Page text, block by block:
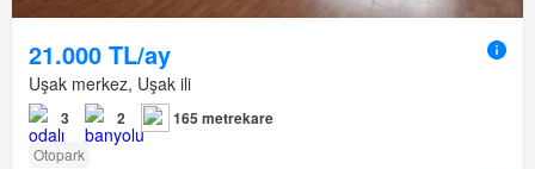
21.000 TL/ay
Uşak merkez, Uşak ili
3 2 165 metrekare
Otopark